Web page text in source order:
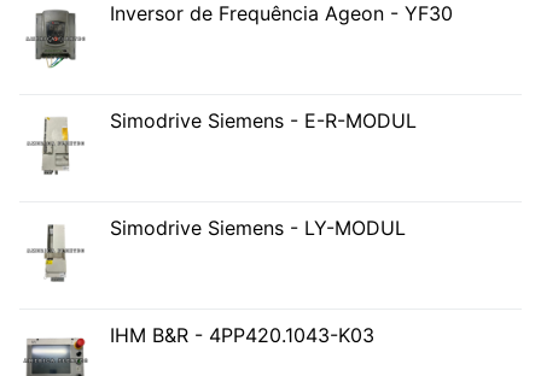
Inversor de Frequência Ageon - YF30
Simodrive Siemens - E-R-MODUL
Simodrive Siemens - LY-MODUL
IHM B&R - 4PP420.1043-K03